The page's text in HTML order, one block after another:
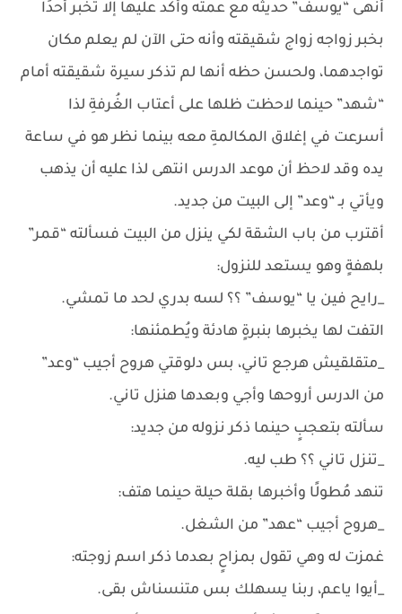
أنهى “يوسف” حديثه مع عمته وأكد عليها إلا تخبر أحدًا
بخبر زواجه زواج شقيقته وأنه حتى الآن لم يعلم مكان
تواجدهما، ولحسن حظه أنها لم تذكر سيرة شقيقته أمام
“شهد” حينما لاحظت ظلها على أعتاب الغُرفةِ لذا
أسرعت في إغلاق المكالمةِ معه بينما نظر هو في ساعة
يده وقد لاحظ أن موعد الدرس انتهى لذا عليه أن يذهب
ويأتي بـ “وعد” إلى البيت من جديد.
أقترب من باب الشقة لكي ينزل من البيت فسألته “قمر”
بلهفةٍ وهو يستعد للنزول:
_رايح فين يا “يوسف” ؟؟ لسه بدري لحد ما تمشي.
التفت لها يخبرها بنبرةٍ هادئة ويُطمئنها:
_متقلقيش هرجع تاني، بس دلوقتي هروح أجيب “وعد”
من الدرس أروحها وأجي وبعدها هنزل تاني.
سألته بتعجبٍ حينما ذكر نزوله من جديد:
_تنزل تاني ؟؟ طب ليه.
تنهد مُطولًا وأخبرها بقلة حيلة حينما هتف:
_هروح أجيب “عهد” من الشغل.
غمزت له وهي تقول بمزاحٍ بعدما ذكر اسم زوجته:
_أيوا ياعم، ربنا يسهلك بس متنسناش بقى.